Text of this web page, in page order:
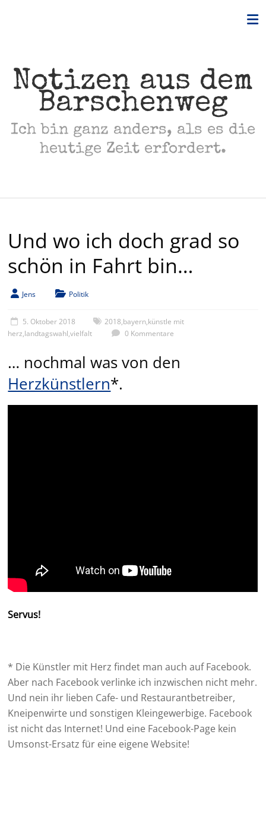
Notizen aus dem
Barschenweg
Ich bin ganz anders, als es die
heutige Zeit erfordert.
Und wo ich doch grad so
schön in Fahrt bin…
Jens Politik
5. Oktober 2018 2018,bayern,künstle mit
herz,landtagswahl,vielfalt 0 Kommentare
… nochmal was von den
Herzkünstlern*.
Servus!
* Die Künstler mit Herz findet man auch auf Facebook.
Aber nach Facebook verlinke ich inzwischen nicht mehr.
Und nein ihr lieben Cafe- und Restaurantbetreiber,
Kneipenwirte und sonstigen Kleingewerbige. Facebook
ist nicht das Internet! Und eine Facebook-Page kein
Umsonst-Ersatz für eine eigene Website!